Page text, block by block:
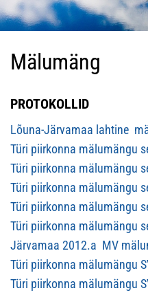
Mälumäng
PROTOKOLLID
Lõuna-Järvamaa lahtine
Türi piirkonna mälumängu
Türi piirkonna mälumängu
Türi piirkonna mälumängu
Türi piirkonna mälumängu
Türi piirkonna mälumängu
Järvamaa 2012.a MV
Türi piirkonna mälumängu
Türi piirkonna mälumängu